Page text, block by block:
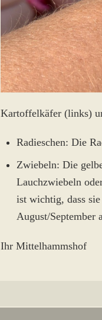
Kartoffelkäfer (links)
Radieschen: Die
Zwiebeln: Die
Lauchzwiebeln
ist wichtig, dass
August/September
Ihr Mittelhammshof